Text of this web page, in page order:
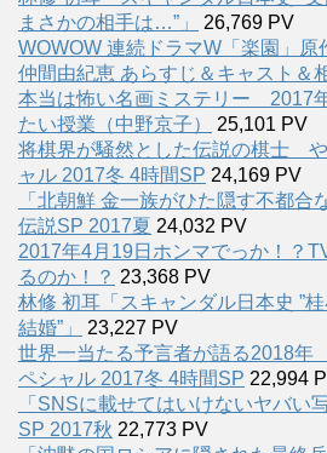
まさかの相手は…”」
26,769 PV
WOWOW 連続ドラマW「楽園」原
仲間由紀恵 あらすじ＆キャスト＆
本当は怖い名画ミステリー 2017
たい授業（中野京子）
25,101 PV
将棋界が騒然とした伝説の棋士
ャル 2017冬 4時間SP 24,169 PV
「北朝鮮 金一族がひた隠す不都合
伝説SP 2017夏 24,032 PV
2017年4月19日ホンマでっか！？
るのか！？ 23,368 PV
林修 初耳「スキャンダル日本史 ”
結婚”」
23,227 PV
世界一当たる予言者が語る2018
ペシャル 2017冬 4時間SP 22,994
「SNSに載せてはいけないヤバい
SP 2017秋 22,773 PV